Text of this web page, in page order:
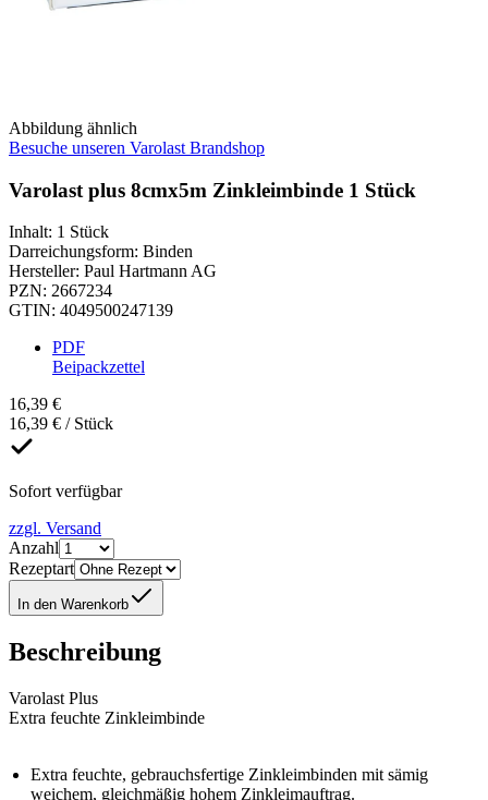
Abbildung ähnlich
Besuche unseren Varolast Brandshop
Varolast plus 8cmx5m Zinkleimbinde 1 Stück
Inhalt: 1 Stück
Darreichungsform: Binden
Hersteller: Paul Hartmann AG
PZN: 2667234
GTIN: 4049500247139
PDF
Beipackzettel
16,39 €
16,39 € / Stück
Sofort verfügbar
zzgl. Versand
Anzahl
Rezeptart
In den Warenkorb
Beschreibung
Varolast Plus
Extra feuchte Zinkleimbinde
Extra feuchte, gebrauchsfertige Zinkleimbinden mit sämig
weichem, gleichmäßig hohem Zinkleimauftrag.